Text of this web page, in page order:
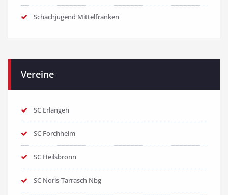
Schachjugend Mittelfranken
Vereine
SC Erlangen
SC Forchheim
SC Heilsbronn
SC Noris-Tarrasch Nbg